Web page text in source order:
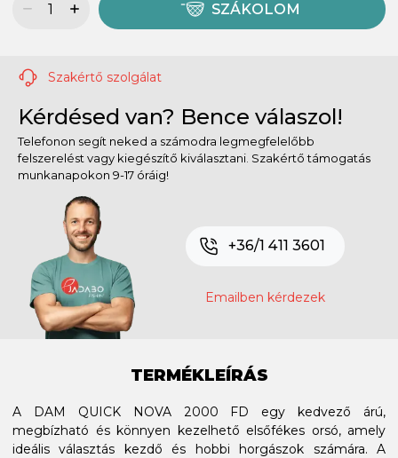
SZÁKOLOM
Szakértő szolgálat
Kérdésed van? Bence válaszol!
Telefonon segít neked a számodra legmegfelelőbb
felszerelést vagy kiegészítő kiválasztani. Szakértő támogatás
munkanapokon 9-17 óráig!
+36/1 411 3601
Emailben kérdezek
TERMÉKLEÍRÁS
A DAM QUICK NOVA 2000 FD egy kedvező árú,
megbízható és könnyen kezelhető elsőfékes orsó, amely
ideális választás kezdő és hobbi horgászok számára. A